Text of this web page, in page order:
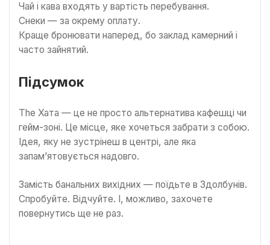
Чай і кава входять у вартість перебування.
Снеки — за окрему оплату.
Краще бронювати наперед, бо заклад камерний і
часто зайнятий.
Підсумок
The Хата — це не просто альтернатива кафешці чи
гейм-зоні. Це місце, яке хочеться забрати з собою.
Ідея, яку не зустрінеш в центрі, але яка
запам’ятовується надовго.
Замість банальних вихідних — поїдьте в Здолбунів.
Спробуйте. Відчуйте. І, можливо, захочете
повернутись ще не раз.